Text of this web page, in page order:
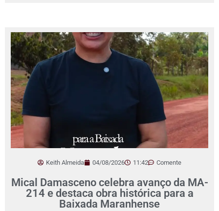
Keith Almeida 04/08/2026 11:42 Comente
Mical Damasceno celebra avanço da MA-
214 e destaca obra histórica para a
Baixada Maranhense